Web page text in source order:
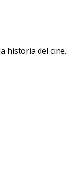
historia del cine.